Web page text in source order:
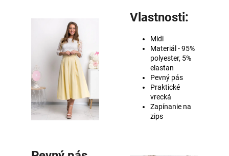
Vlastnosti:
Midi
Materiál - 95%
polyester, 5%
elastan
Pevný pás
Praktické
vrecká
Zapínanie na
zips